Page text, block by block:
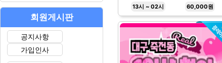
13시 ~ 02시 60,000원
회원게시판
공지사항
가입인사